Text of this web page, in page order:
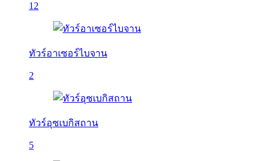
12
ทัวร์อาเซอร์ไบจาน
2
ทัวร์อุซเบกิสถาน
5